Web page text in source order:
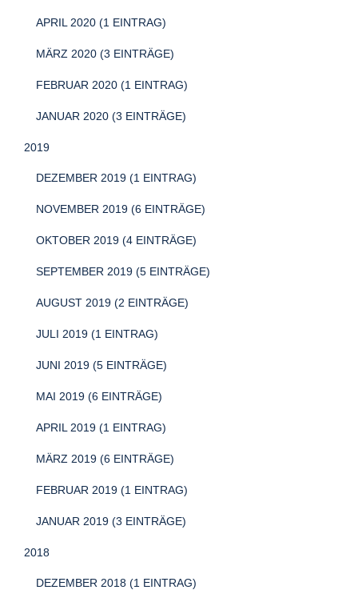
APRIL 2020 (1 EINTRAG)
MÄRZ 2020 (3 EINTRÄGE)
FEBRUAR 2020 (1 EINTRAG)
JANUAR 2020 (3 EINTRÄGE)
2019
DEZEMBER 2019 (1 EINTRAG)
NOVEMBER 2019 (6 EINTRÄGE)
OKTOBER 2019 (4 EINTRÄGE)
SEPTEMBER 2019 (5 EINTRÄGE)
AUGUST 2019 (2 EINTRÄGE)
JULI 2019 (1 EINTRAG)
JUNI 2019 (5 EINTRÄGE)
MAI 2019 (6 EINTRÄGE)
APRIL 2019 (1 EINTRAG)
MÄRZ 2019 (6 EINTRÄGE)
FEBRUAR 2019 (1 EINTRAG)
JANUAR 2019 (3 EINTRÄGE)
2018
DEZEMBER 2018 (1 EINTRAG)